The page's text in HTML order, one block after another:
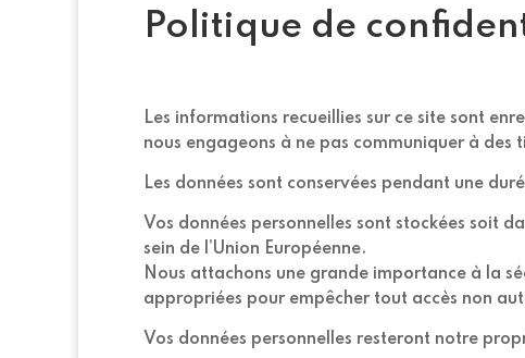
Politique de
Les informations recueillies sur ce site sont
nous engageons à ne pas communiquer à
Les données sont conservées pendant une
Vos données personnelles sont stockées soit
sein de l’Union Européenne.
Nous attachons une grande importance à la
appropriées pour empêcher tout accès non
Vos données personnelles resteront notre